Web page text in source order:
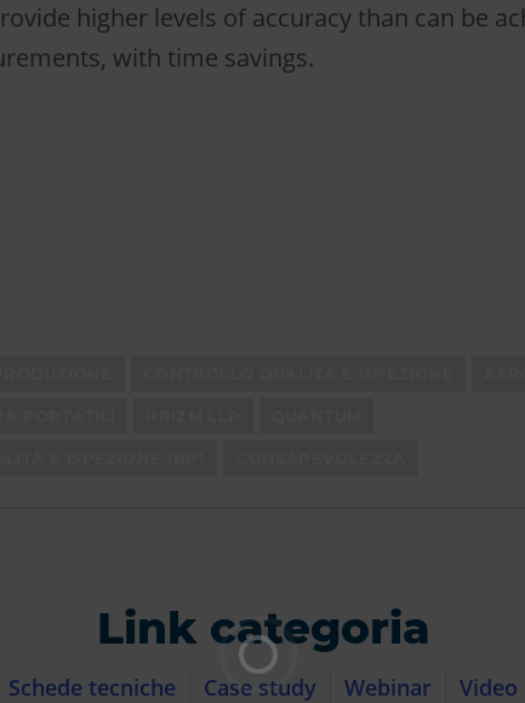
higher levels of accuracy than can be
with time savings.
Link categoria
Schede tecniche Case study Webinar Video